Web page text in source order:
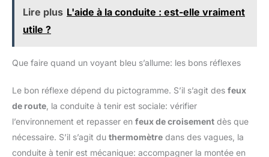
Lire plus L'aide à la conduite : est-elle vraiment
utile ?
Que faire quand un voyant bleu s’allume: les bons réflexes
Le bon réflexe dépend du pictogramme. S’il s’agit des feux
de route , la conduite à tenir est sociale: vérifier
l’environnement et repasser en feux de croisement dès que
nécessaire. S’il s’agit du thermomètre dans des vagues, la
conduite à tenir est mécanique: accompagner la montée en